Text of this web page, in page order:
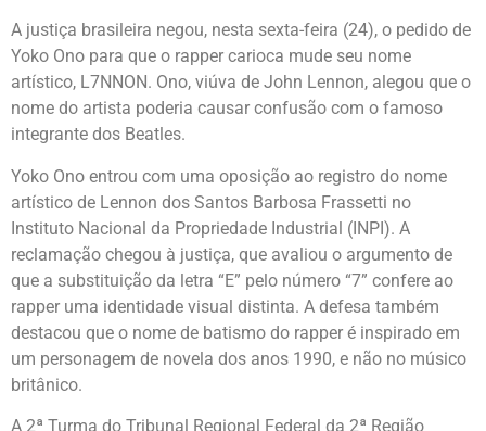
A justiça brasileira negou, nesta sexta-feira (24), o pedido de
Yoko Ono para que o rapper carioca mude seu nome
artístico, L7NNON. Ono, viúva de John Lennon, alegou que o
nome do artista poderia causar confusão com o famoso
integrante dos Beatles.
Yoko Ono entrou com uma oposição ao registro do nome
artístico de Lennon dos Santos Barbosa Frassetti no
Instituto Nacional da Propriedade Industrial (INPI). A
reclamação chegou à justiça, que avaliou o argumento de
que a substituição da letra “E” pelo número “7” confere ao
rapper uma identidade visual distinta. A defesa também
destacou que o nome de batismo do rapper é inspirado em
um personagem de novela dos anos 1990, e não no músico
britânico.
A 2ª Turma do Tribunal Regional Federal da 2ª Região